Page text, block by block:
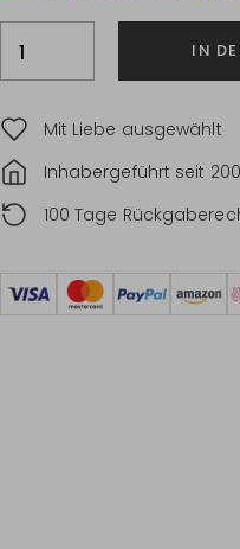
IN
Mit Liebe ausgewählt
Inhabergeführt seit
100 Tage